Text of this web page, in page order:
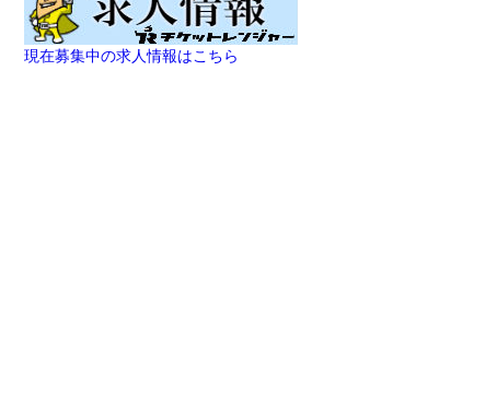
現在募集中の求人情報はこちら